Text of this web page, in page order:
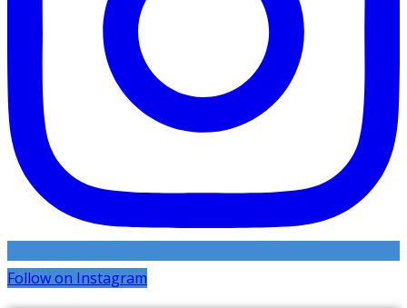
Follow on Instagram